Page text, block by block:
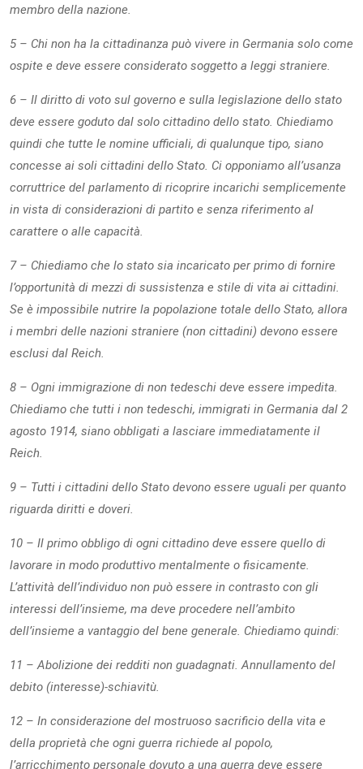
membro della nazione.
5 – Chi non ha la cittadinanza può vivere in Germania solo come
ospite e deve essere considerato soggetto a leggi straniere.
6 – Il diritto di voto sul governo e sulla legislazione dello stato
deve essere goduto dal solo cittadino dello stato. Chiediamo
quindi che tutte le nomine ufficiali, di qualunque tipo, siano
concesse ai soli cittadini dello Stato. Ci opponiamo all’usanza
corruttrice del parlamento di ricoprire incarichi semplicemente
in vista di considerazioni di partito e senza riferimento al
carattere o alle capacità.
7 – Chiediamo che lo stato sia incaricato per primo di fornire
l’opportunità di mezzi di sussistenza e stile di vita ai cittadini.
Se è impossibile nutrire la popolazione totale dello Stato, allora
i membri delle nazioni straniere (non cittadini) devono essere
esclusi dal Reich.
8 – Ogni immigrazione di non tedeschi deve essere impedita.
Chiediamo che tutti i non tedeschi, immigrati in Germania dal 2
agosto 1914, siano obbligati a lasciare immediatamente il
Reich.
9 – Tutti i cittadini dello Stato devono essere uguali per quanto
riguarda diritti e doveri.
10 – Il primo obbligo di ogni cittadino deve essere quello di
lavorare in modo produttivo mentalmente o fisicamente.
L’attività dell’individuo non può essere in contrasto con gli
interessi dell’insieme, ma deve procedere nell’ambito
dell’insieme a vantaggio del bene generale. Chiediamo quindi:
11 – Abolizione dei redditi non guadagnati. Annullamento del
debito (interesse)-schiavitù.
12 – In considerazione del mostruoso sacrificio della vita e
della proprietà che ogni guerra richiede al popolo,
l’arricchimento personale dovuto a una guerra deve essere